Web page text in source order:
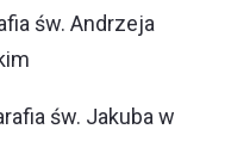
św. Andrzeja
św. Jakuba w